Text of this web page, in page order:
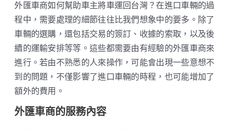
外匯車商如何幫助車主將車運回台灣？在進口車輛的過
程中，需要處理的細節往往比我們想象中的要多。除了
車輛的選購，還包括交易的簽訂、收據的索取，以及後
續的運輸安排等等。這些都需要由有經驗的外匯車商來
進行。若由不熟悉的人來操作，可能會出現一些意想不
到的問題，不僅影響了進口車輛的時程，也可能增加了
額外的費用。
外匯車商的服務內容